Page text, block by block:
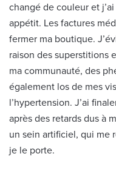
changé de couleur et
appétit. Les factures
fermer ma boutique.
raison des superstitions
ma communauté, des
également los de mes
l’hypertension. J’ai
après des retards dus à
un sein artificiel, qui me
je le porte.